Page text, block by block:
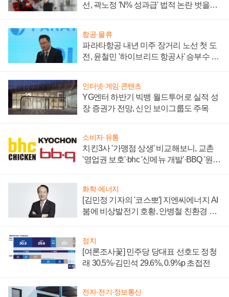
선, 곽노정 'N% 성과급' 법적 논란 벗을지
항공·물류
파라타항공 내년 미주 장거리 노선 첫 도
전, 윤철민 '하이브리드 항공사' 승부수 통
인터넷·게임·콘텐츠
YG엔터 하반기 빅뱅 월드투어로 실적 성
장 증권가 전망, 신인 보이그룹도 주목
소비자·유통
치킨3사 '가맹점 상생' 비교해보니, 교촌
'영업권 보호'·bhc '신메뉴 개발'·BBQ '원가
화학·에너지
[김민정 기자의 '코스뽀'] 지엔씨에너지 AI
붐에 비상발전기 호황, 안병철 친환경 에
정치
[여론조사꽃] 민주당 당대표 선호도 정청
래 30.5%·김민석 29.6%, 0.9%p 초접전
전자·전기·정보통신